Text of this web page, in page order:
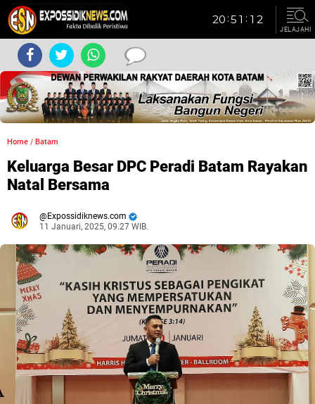
JELAJAHI
Home / Batam
Keluarga Besar DPC Peradi Batam Rayakan
Natal Bersama
Expossidiknews.com
11 Januari, 2025, 09.27 WIB.